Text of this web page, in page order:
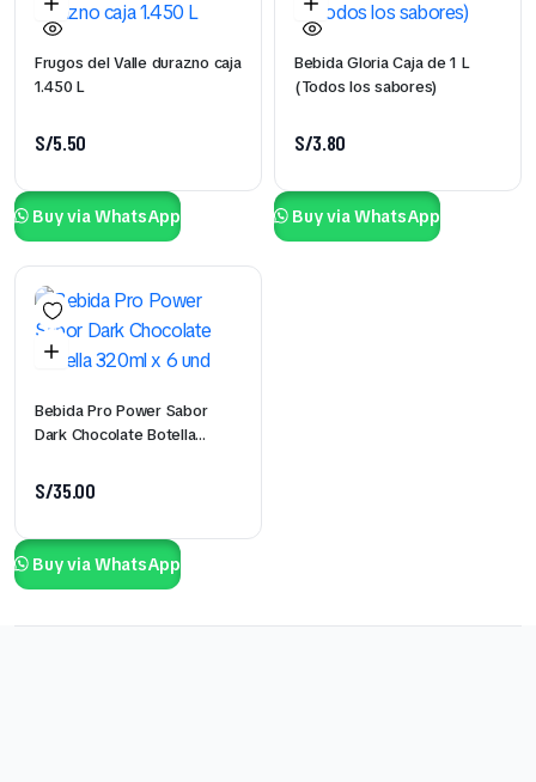
Frugos del Valle durazno caja
1.450 L
S/5.50
Buy via WhatsApp
Bebida Gloria Caja de 1 L
(Todos los sabores)
S/3.80
Buy via WhatsApp
Bebida Pro Power Sabor
Dark Chocolate Botella
S/35.00
Buy via WhatsApp